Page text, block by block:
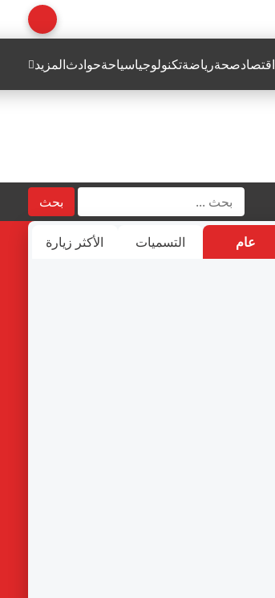
اقتصادصحةرياضةتكنولوجياسياحةحوادثالمزيد
بحث
عام التسميات الأكثر زيارة